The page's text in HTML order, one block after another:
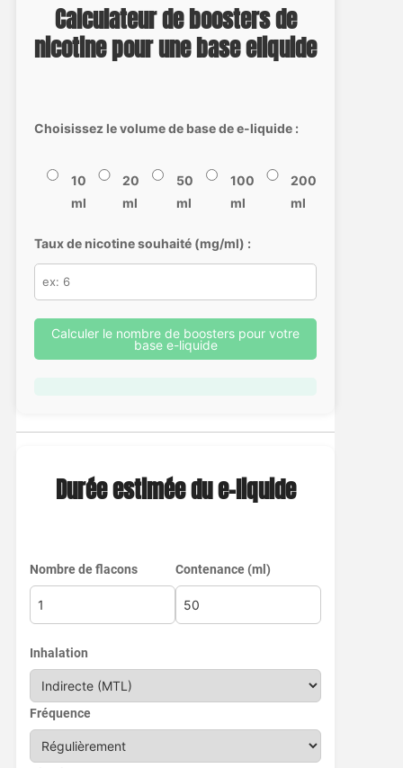
Calculateur de boosters de
nicotine pour une base eliquide
Choisissez le volume de base de e-liquide :
10
ml
20
ml
50
ml
100
ml
200
ml
Taux de nicotine souhaité (mg/ml) :
Calculer le nombre de boosters pour votre
base e-liquide
Durée estimée du e-liquide
Nombre de flacons Contenance (ml)
Inhalation
Fréquence